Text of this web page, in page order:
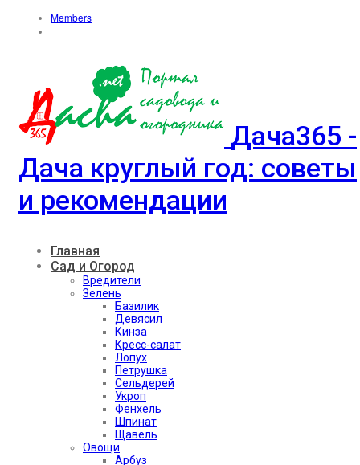
Members
Дача365 -
Дача круглый год: советы
и рекомендации
Главная
Сад и Огород
Вредители
Зелень
Базилик
Девясил
Кинза
Кресс-салат
Лопух
Петрушка
Сельдерей
Укроп
Фенхель
Шпинат
Щавель
Овощи
Арбуз